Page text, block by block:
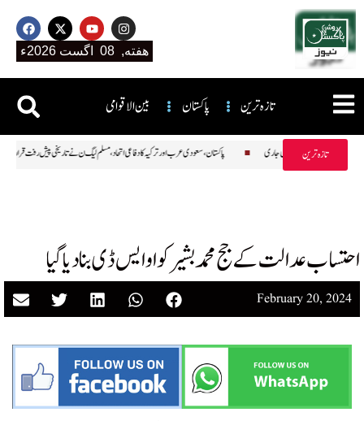
هفته, 08 اگست 2026ء
بین الاقوامی پاکستان تازہ ترین
تازہ ترین پاکستان، سعودی عرب اور ترکیہ کا دفاعی اتحاد، مسلم لیگ ن نے تاریخی پیش کو بیرون ملک لیگز کھیلنے کیلئے این او سی جاری
احتساب عدالت کے جج محمد بشیر کو او ایس ڈی بنا دیا گیا
February 20, 2024